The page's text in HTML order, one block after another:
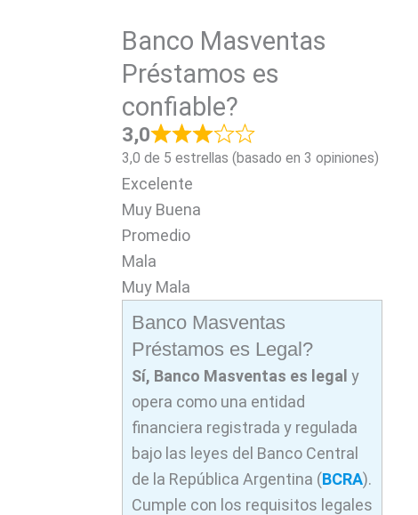
Banco Masventas
Préstamos es
confiable?
3,0
3,0 de 5 estrellas (basado en 3 opiniones)
Excelente
Muy Buena
Promedio
Mala
Muy Mala
Banco Masventas
Préstamos es Legal?
Sí, Banco Masventas es legal y
opera como una entidad
financiera registrada y regulada
bajo las leyes del Banco Central
de la República Argentina (BCRA).
Cumple con los requisitos legales